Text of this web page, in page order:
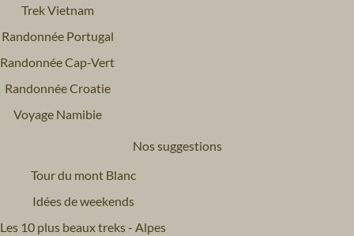
Trek Vietnam
Randonnée Portugal
Randonnée Cap-Vert
Randonnée Croatie
Voyage Namibie
Nos suggestions
Tour du mont Blanc
Idées de weekends
Les 10 plus beaux treks - Alpes